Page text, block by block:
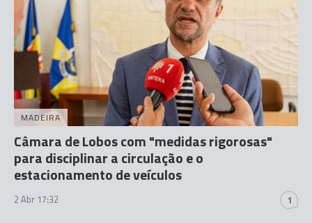
MADEIRA
Câmara de Lobos com "medidas rigorosas"
para disciplinar a circulação e o
estacionamento de veículos
2 Abr 17:32 1